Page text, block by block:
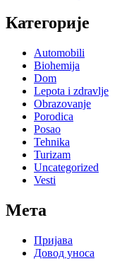
Категорије
Automobili
Biohemija
Dom
Lepota i zdravlje
Obrazovanje
Porodica
Posao
Tehnika
Turizam
Uncategorized
Vesti
Мета
Пријава
Довод уноса